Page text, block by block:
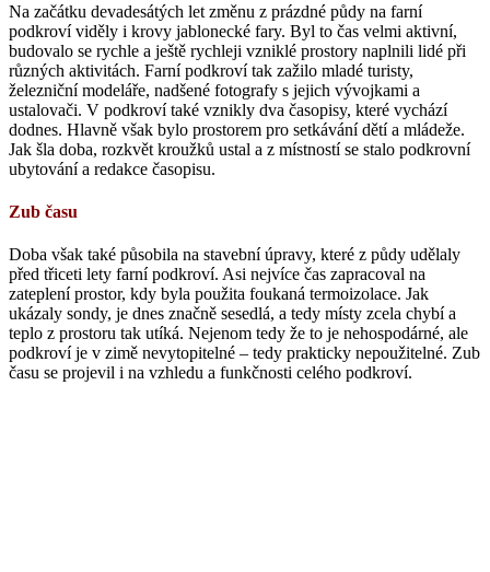
Na začátku devadesátých let změnu z prázdné půdy na farní
podkroví viděly i krovy jablonecké fary. Byl to čas velmi aktivní,
budovalo se rychle a ještě rychleji vzniklé prostory naplnili lidé při
různých aktivitách. Farní podkroví tak zažilo mladé turisty,
železniční modeláře, nadšené fotografy s jejich vývojkami a
ustalovači. V podkroví také vznikly dva časopisy, které vychází
dodnes. Hlavně však bylo prostorem pro setkávání dětí a mládeže.
Jak šla doba, rozkvět kroužků ustal a z místností se stalo podkrovní
ubytování a redakce časopisu.
Zub času
Doba však také působila na stavební úpravy, které z půdy udělaly
před třiceti lety farní podkroví. Asi nejvíce čas zapracoval na
zateplení prostor, kdy byla použita foukaná termoizolace. Jak
ukázaly sondy, je dnes značně sesedlá, a tedy místy zcela chybí a
teplo z prostoru tak utíká. Nejenom tedy že to je nehospodárné, ale
podkroví je v zimě nevytopitelné – tedy prakticky nepoužitelné. Zub
času se projevil i na vzhledu a funkčnosti celého podkroví.